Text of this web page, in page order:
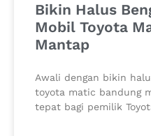
Bikin Halus
Mobil Toyota
Mantap
Awali dengan bikin
toyota matic bandung
tepat bagi pemilik